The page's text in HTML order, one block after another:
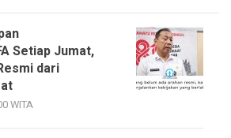
Setiap Jumat,
dari
WITA